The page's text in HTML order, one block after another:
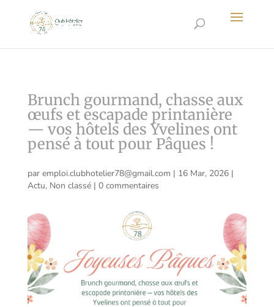
Brunch gourmand, chasse aux
œufs et escapade printanière
— vos hôtels des Yvelines ont
pensé à tout pour Pâques !
par emploi.clubhotelier78@gmail.com | 16 Mar, 2026|
Actu, Non classé| 0 commentaires